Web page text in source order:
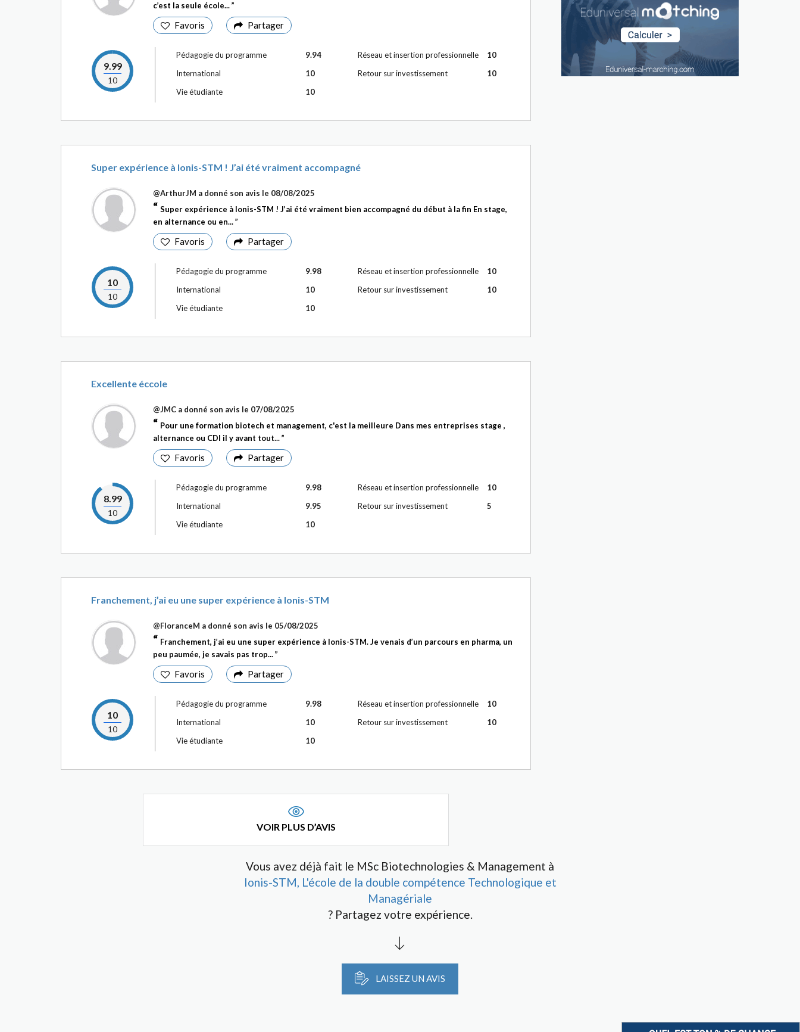
c’est la seule école...
Favoris Partager
9.99
10
Pédagogie du programme
9.94
International
10
Vie étudiante
10
Réseau et insertion professionnelle
10
Retour sur investissement
10
Super expérience à Ionis-STM ! J’ai été vraiment accompagné
@ArthurJM a donné son avis le 08/08/2025
Super expérience à Ionis-STM ! J’ai été vraiment bien accompagné du début à la fin En stage,
en alternance ou en...
Favoris Partager
10
10
Pédagogie du programme
9.98
International
10
Vie étudiante
10
Réseau et insertion professionnelle
10
Retour sur investissement
10
Excellente éccole
@JMC a donné son avis le 07/08/2025
Pour une formation biotech et management, c'est la meilleure Dans mes entreprises stage ,
alternance ou CDI il y avant tout...
Favoris Partager
8.99
10
Pédagogie du programme
9.98
International
9.95
Vie étudiante
10
Réseau et insertion professionnelle
10
Retour sur investissement
5
Franchement, j’ai eu une super expérience à Ionis-STM
@FloranceM a donné son avis le 05/08/2025
Franchement, j’ai eu une super expérience à Ionis-STM. Je venais d’un parcours en pharma, un
peu paumée, je savais pas trop...
Favoris Partager
10
10
Pédagogie du programme
9.98
International
10
Vie étudiante
10
Réseau et insertion professionnelle
10
Retour sur investissement
10
VOIR PLUS D’AVIS
Vous avez déjà fait le MSc Biotechnologies & Management à
Ionis-STM, L'école de la double compétence Technologique et
Managériale
? Partagez votre expérience.
LAISSEZ UN AVIS